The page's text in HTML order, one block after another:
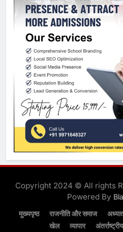
Copyright 2024 © All rights
Powered By
मुख्यपृष्ठ राजनीति और समाज
खेल
व्यापार अंतर्राष्ट्रीय